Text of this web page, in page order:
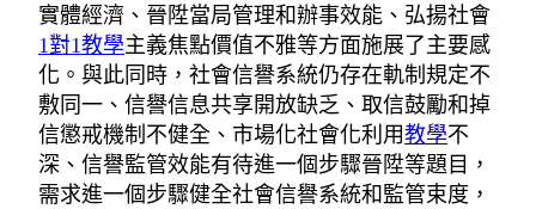
實體經濟、晉陞當局管理和辦事效能、弘揚社會
1對1教學主義焦點價值不雅等方面施展了主要感
化。與此同時，社會信譽系統仍存在軌制規定不
敷同一、信譽信息共享開放缺乏、取信鼓勵和掉
信懲戒機制不健全、市場化社會化利用教學不
深、信譽監管效能有待進一個步驟晉陞等題目，
需求進一個步驟健全社會信譽系統和監管束度，